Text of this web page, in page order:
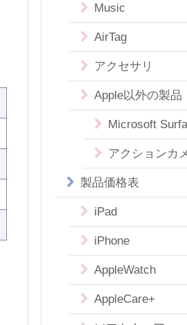
Music
AirTag
アクセサリ
Apple以外の製品
Microsoft
アクションカ
製品価格表
iPad
iPhone
AppleWatch
AppleCare+